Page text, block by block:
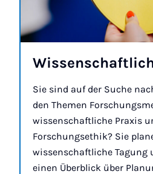
Sie sind auf der Suche
den Themen
wissenschaftliche Praxis
Forschungsethik? Sie
wissenschaftliche Tagung
einen Überblick über